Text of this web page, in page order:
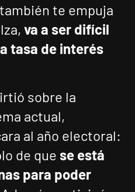
te empuja
va a ser difícil
tasa de interés
sobre la
actual,
al año electoral:
de que se está
para poder